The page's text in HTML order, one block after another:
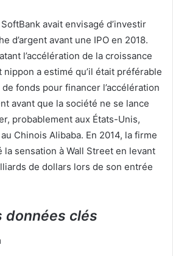
avait envisagé d’investir
d’argent avant une IPO en 2018.
l’accélération de la croissance
nippon a estimé qu’il était préférable
fonds pour financer l’accélération
avant que la société ne se lance
probablement aux États-Unis,
Chinois Alibaba. En 2014, la firme
la sensation à Wall Street en levant
de dollars lors de son entrée
données clés